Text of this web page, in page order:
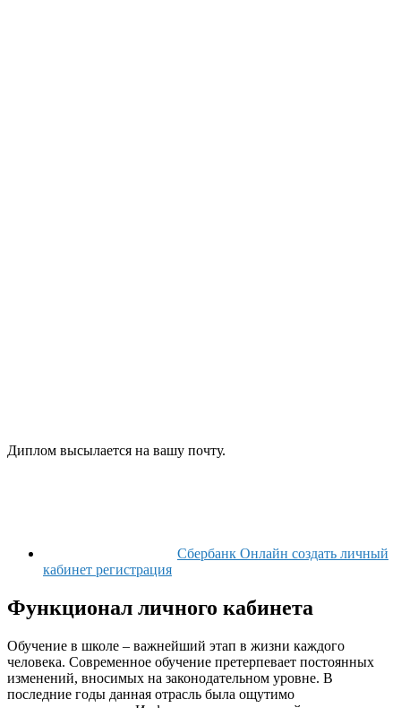
Диплом высылается на вашу почту.
Сбербанк Онлайн создать личный
кабинет регистрация
Функционал личного кабинета
Обучение в школе – важнейший этап в жизни каждого
человека. Современное обучение претерпевает постоянных
изменений, вносимых на законодательном уровне. В
последние годы данная отрасль была ощутимо